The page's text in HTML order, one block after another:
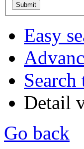
Easy
Search
Detail
Go back